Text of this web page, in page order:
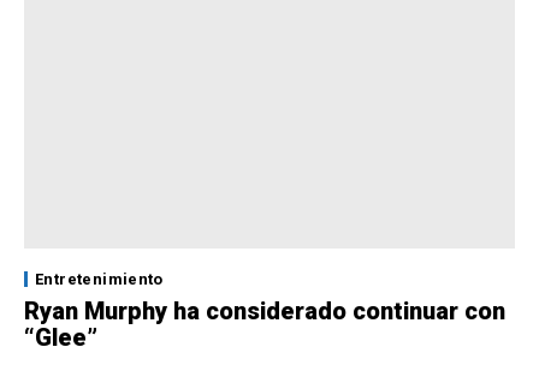
Entretenimiento
Ryan Murphy ha considerado continuar con
“Glee”